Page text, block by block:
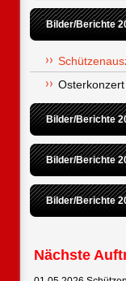
Bilder/Berichte
Osterkonzert
Bilder/Berichte
Bilder/Berichte
Bilder/Berichte
Nächste